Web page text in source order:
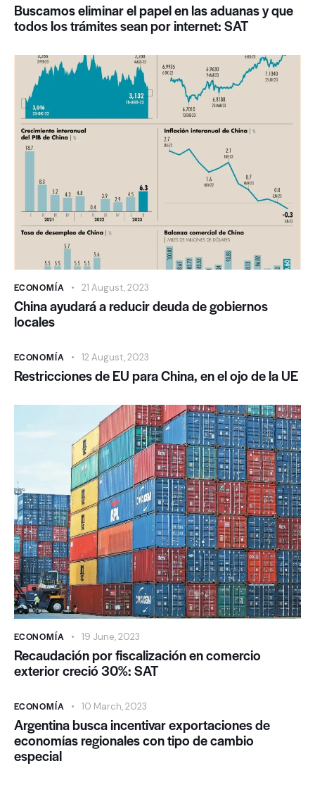
Buscamos eliminar el papel en las aduanas y que
todos los trámites sean por internet: SAT
ECONOMÍA 21 August, 2023
China ayudará a reducir deuda de gobiernos
locales
ECONOMÍA 12 August, 2023
Restricciones de EU para China, en el ojo de la UE
ECONOMÍA 19 June, 2023
Recaudación por fiscalización en comercio
exterior creció 30%: SAT
ECONOMÍA 10 March, 2023
Argentina busca incentivar exportaciones de
economías regionales con tipo de cambio
especial